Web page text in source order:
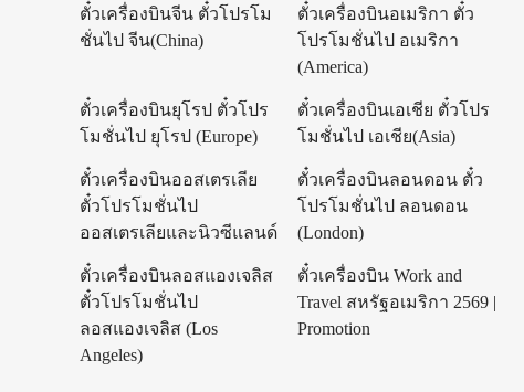
ตั๋วเครื่องบินจีน ตั๋วโปรโม
ชั่นไป จีน(China)
ตั๋วเครื่องบินอเมริกา ตั๋ว
โปรโมชั่นไป อเมริกา
(America)
ตั๋วเครื่องบินยุโรป ตั๋วโปร
โมชั่นไป ยุโรป (Europe)
ตั๋วเครื่องบินเอเชีย ตั๋วโปร
โมชั่นไป เอเชีย(Asia)
ตั๋วเครื่องบินออสเตรเลีย
ตั๋วโปรโมชั่นไป
ออสเตรเลียและนิวซีแลนด์
ตั๋วเครื่องบินลอนดอน ตั๋ว
โปรโมชั่นไป ลอนดอน
(London)
ตั๋วเครื่องบินลอสแองเจลิส
ตั๋วโปรโมชั่นไป
ลอสแองเจลิส (Los
Angeles)
ตั๋วเครื่องบิน Work and
Travel สหรัฐอเมริกา 2569 |
Promotion